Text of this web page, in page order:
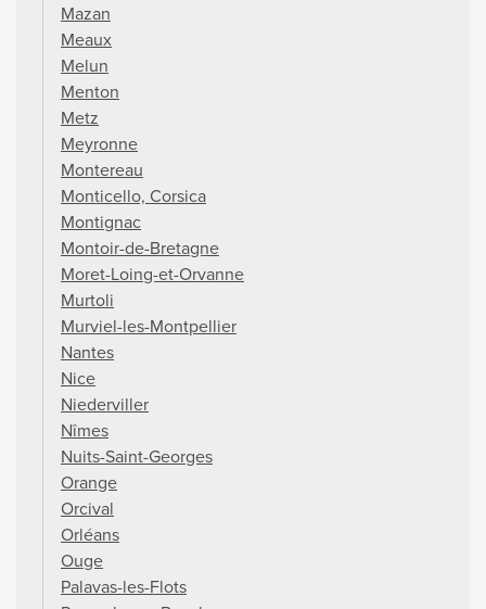
Mazan
Meaux
Melun
Menton
Metz
Meyronne
Montereau
Monticello, Corsica
Montignac
Montoir-de-Bretagne
Moret-Loing-et-Orvanne
Murtoli
Murviel-les-Montpellier
Nantes
Nice
Niederviller
Nîmes
Nuits-Saint-Georges
Orange
Orcival
Orléans
Ouge
Palavas-les-Flots